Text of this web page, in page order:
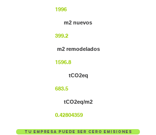
1996
m2 nuevos
399.2
m2 remodelados
1596.8
tCO2eq
683.5
tCO2eq/m2
0.42804359
Tu empresa puede ser cero emisiones